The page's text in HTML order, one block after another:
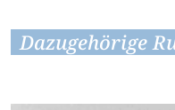
Dazugehörige